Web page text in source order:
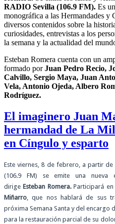
RADIO Sevilla (106.9 FM). Es
monográfica a las Hermandades y
diversos contenidos sobre la
curiosidades, entrevistas a los
la semana y la actualidad del
Esteban Romera cuenta con un
formado porJuan Pedro Recio,
Calvillo, Sergio Maya, Juan
Vela, Antonio Ojeda, Albero
Rodríguez.
El imaginero Juan
hermandad de La
en Cíngulo y esparto
Este viernes, 8 de febrero, a partir de
(106.9 FM) se emite una nueva
dirige Esteban Romera.Participará en
Miñarro, que nos hablará de sus
próxima Semana Santa y del encargo
para la restauración parcial de su